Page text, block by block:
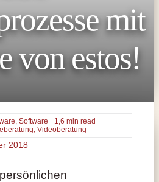
mit
von estos!
Software
1,6 min read
Videoberatung
2018